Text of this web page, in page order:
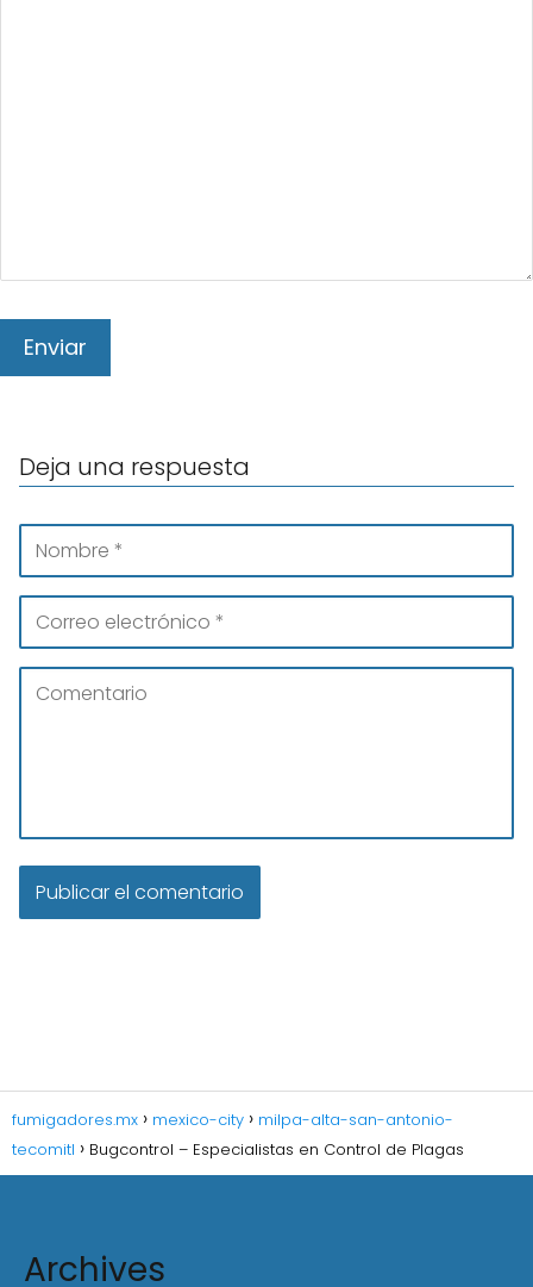
Deja una respuesta
fumigadores.mx mexico-city
milpa-alta-san-antonio-
tecomitl
Bugcontrol – Especialistas en Control de Plagas
Archives